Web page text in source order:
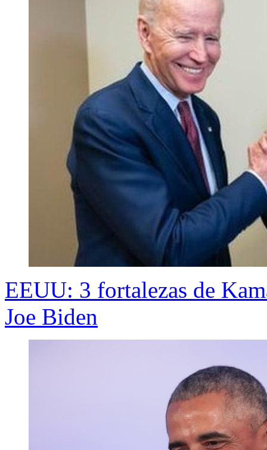
EEUU: 3 fortalezas de
Joe Biden